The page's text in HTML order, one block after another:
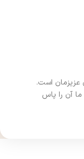
عزیزمان است.
آن را پاس